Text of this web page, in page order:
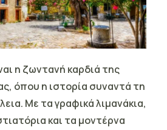
η ζωντανή καρδιά της
όπου η ιστορία συναντά τη
Με τα γραφικά λιμανάκια,
και τα μοντέρνα